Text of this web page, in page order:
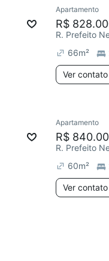
Apartamento
R$
R. Prefeito
66m²
Ver contato
Apartamento
R$
R. Prefeito
60m²
Ver contato